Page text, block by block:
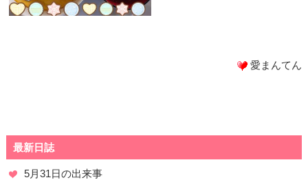
愛まんてん
最新日誌
5月31日の出来事